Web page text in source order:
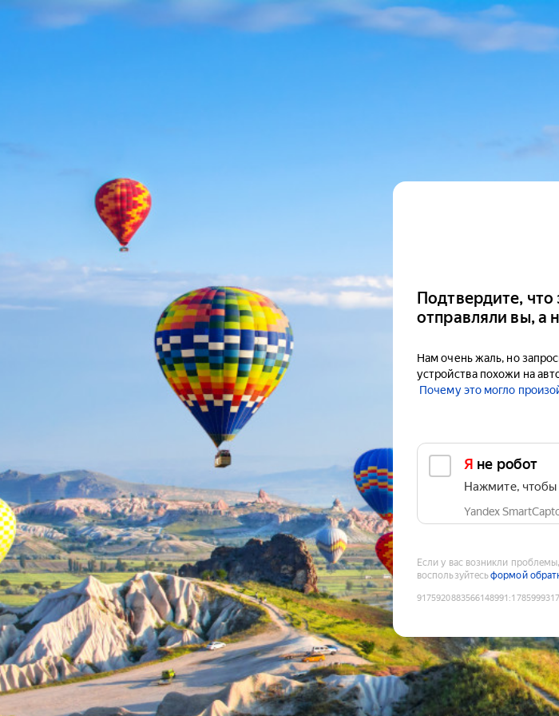
Подтвердите, что
отправляли вы, а
Нам очень жаль, но
устройства похожи на
Почему это могло
Я не робот
Нажмите,
Yandex
Если у вас возникли
воспользуйтесьформой
9175920883566148991 :1785999317